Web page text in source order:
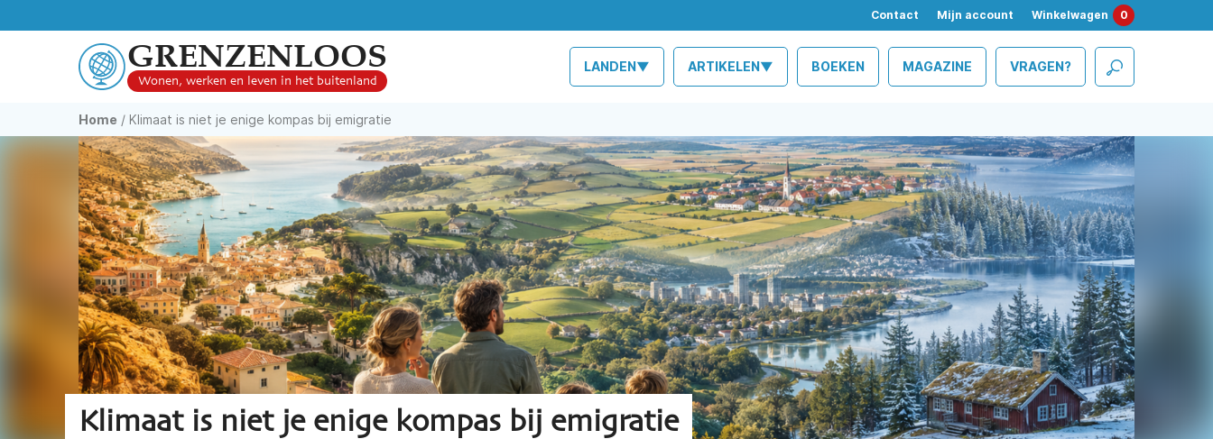
Contact Mijn account Winkelwagen 0
GRENZENLOOS
Wonen, werken en leven in het buitenland
LANDEN▼ ARTIKELEN▼ BOEKEN MAGAZINE VRAGEN?
Home / Klimaat is niet je enige kompas bij emigratie
Klimaat is niet je enige kompas bij emigratie